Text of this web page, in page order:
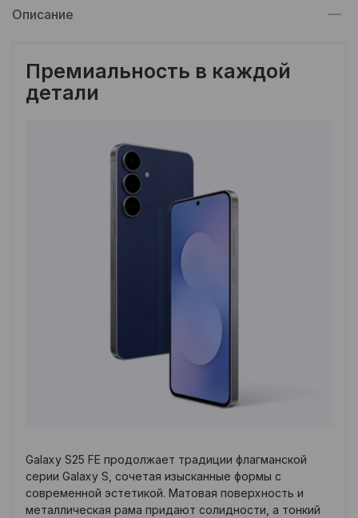
Описание
Премиальность в каждой
детали
Galaxy S25 FE продолжает традиции флагманской
серии Galaxy S, сочетая изысканные формы с
современной эстетикой. Матовая поверхность и
металлическая рама придают солидности, а тонкий